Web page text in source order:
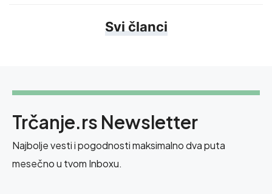
Svi članci
Trčanje.rs Newsletter
Najbolje vesti i pogodnosti maksimalno dva puta
mesečno u tvom Inboxu.